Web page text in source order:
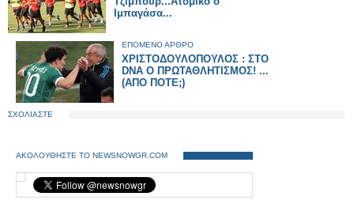
Ιμπαγάσα...
ΕΠΟΜΕΝΟ ΑΡΘΡΟ
ΧΡΙΣΤΟΔΟΥΛΟΠΟΥΛΟΣ : ΣΤΟ
DNA Ο ΠΡΩΤΑΘΛΗΤΙΣΜΟΣ! ...
(ΑΠΟ ΠΟΤΕ;)
ΣΧΟΛΙΑΣΤΕ
ΑΚΟΛΟΥΘΗΣΤΕ ΤΟ NEWSNOWGR.COM